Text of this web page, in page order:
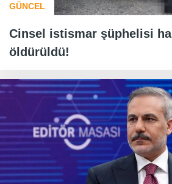
GÜNCEL
Cinsel istismar şüphelisi
öldürüldü!